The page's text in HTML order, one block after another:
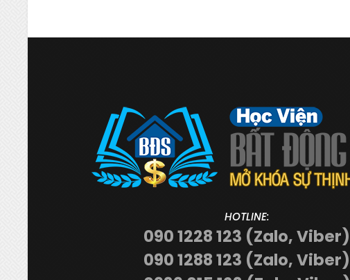
HOTLINE:
090 1228 123 (Zalo, Viber)
090 1288 123 (Zalo, Viber)